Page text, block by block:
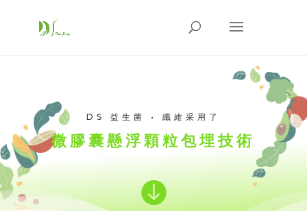
DS 益生菌 • 纖維采用了
微膠囊懸浮顆粒包埋技術
